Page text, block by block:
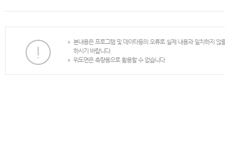
본내용은 프로그램 및 데이타등의 오류로 실제 내용과 일치하지
하시기 바랍니다.
위도면은 측량용으로 활용할 수 없습니다.